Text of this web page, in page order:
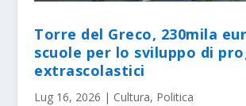
Torre del Greco, 230mila
scuole per lo sviluppo di
extrascolastici
Lug 16, 2026 | Cultura, Politica